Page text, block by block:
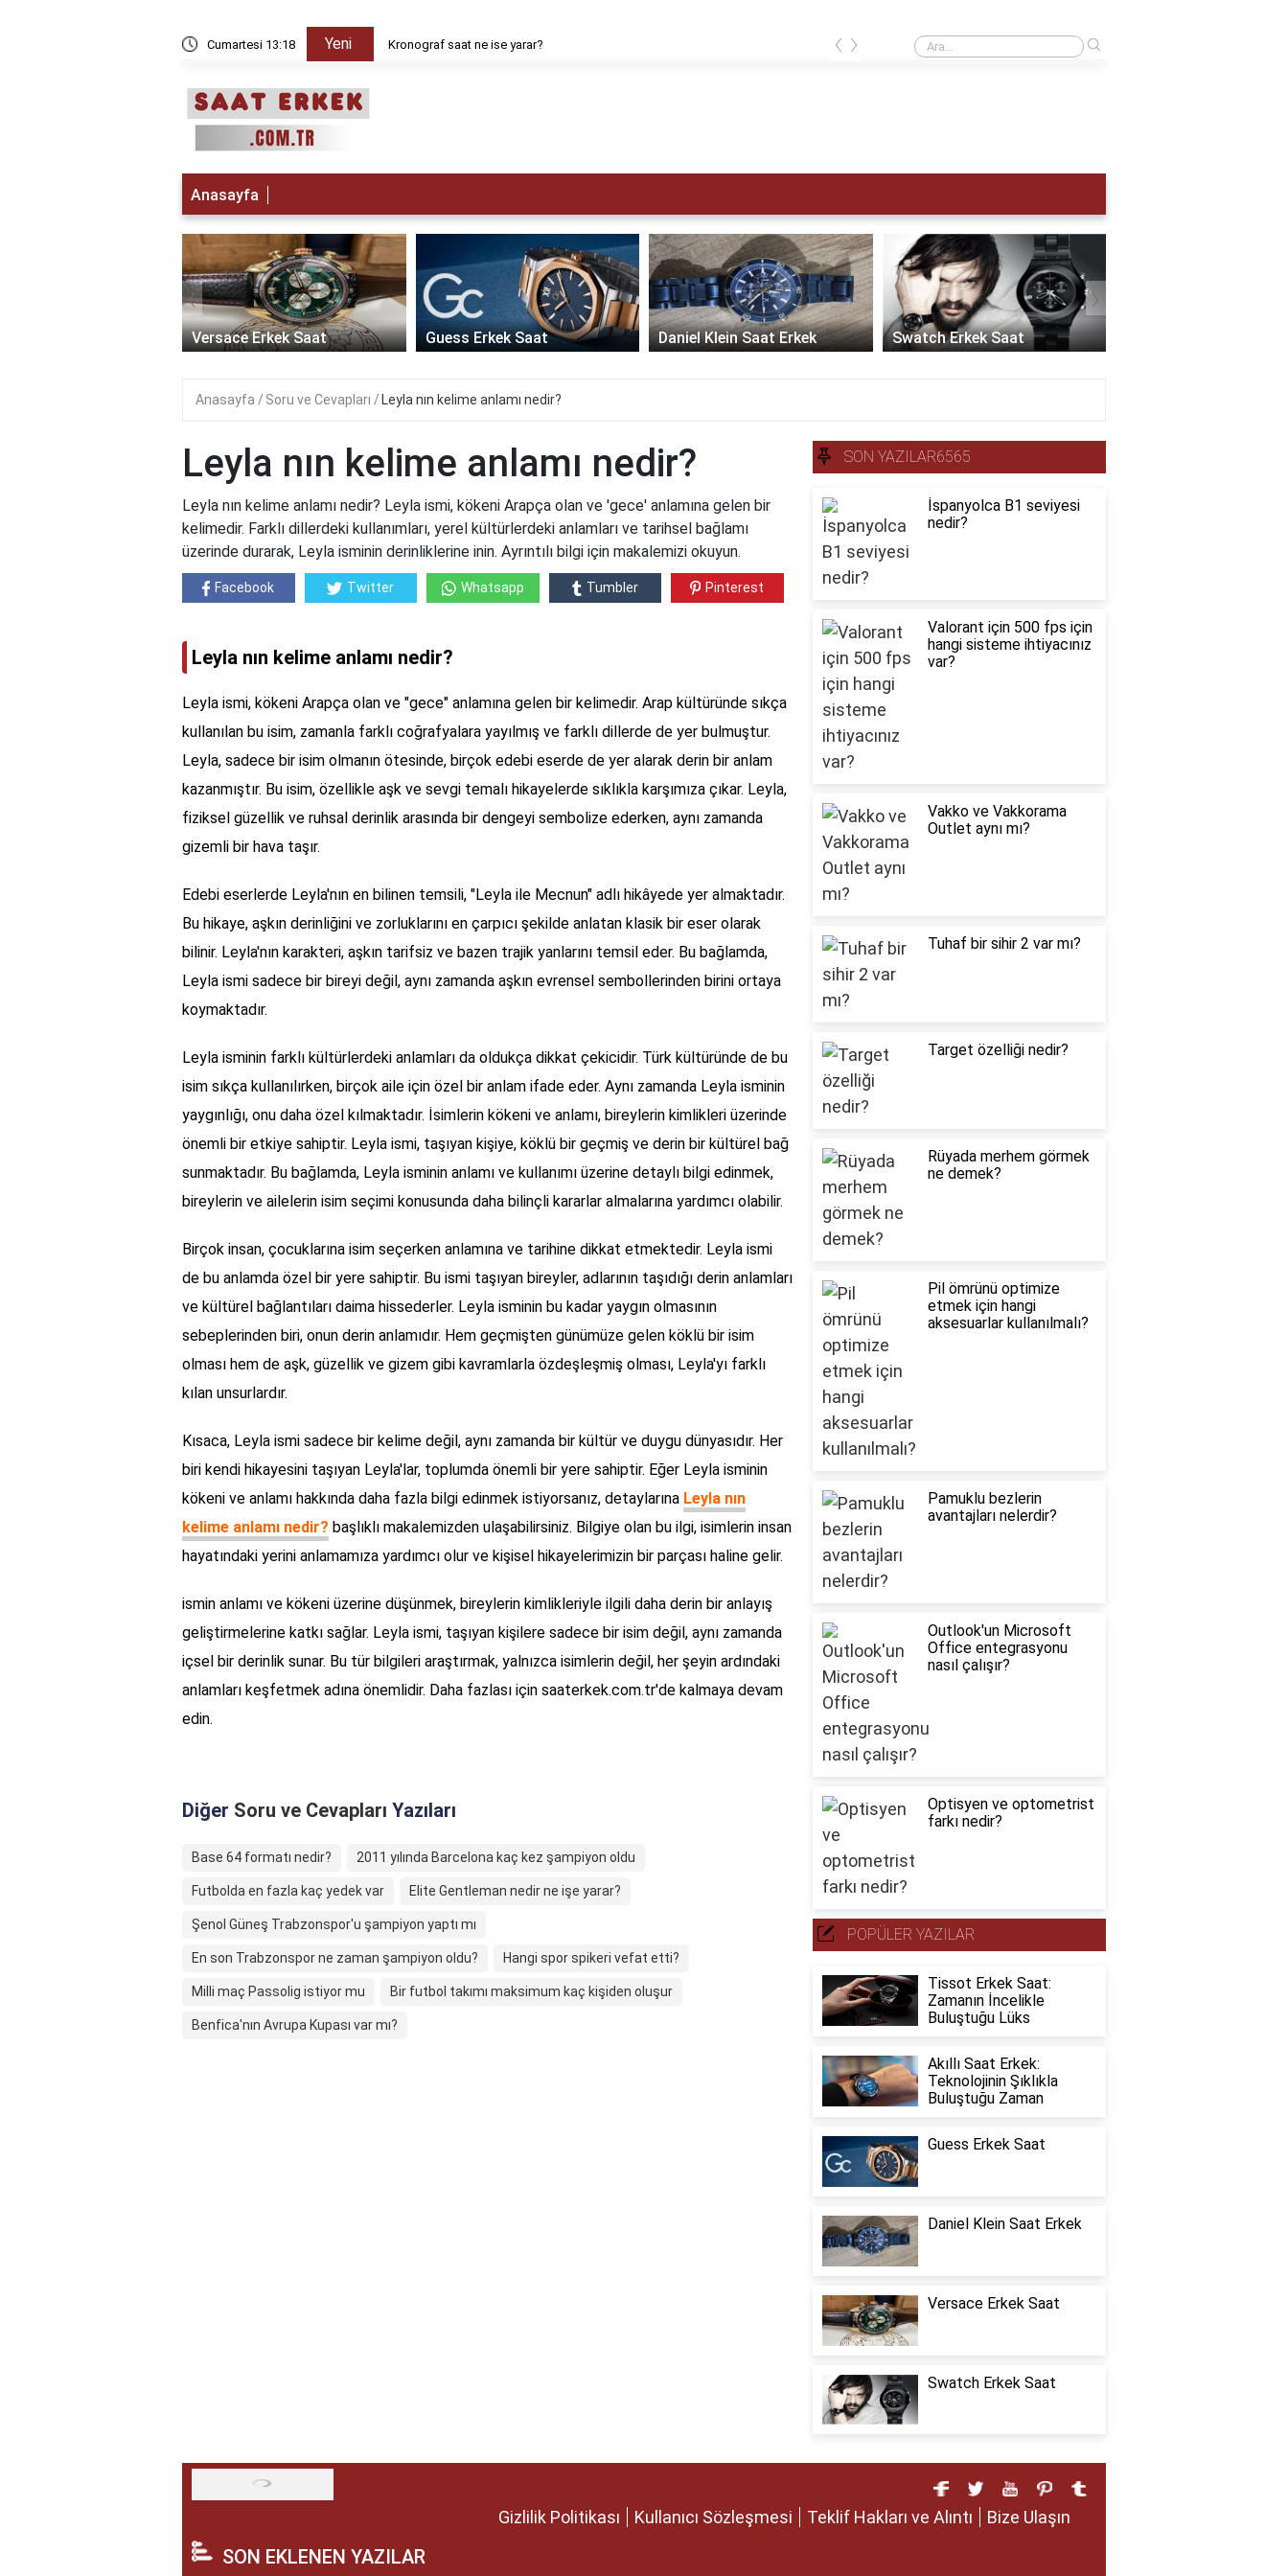
Cumartesi 13:18 Yeni Kronograf saat ne ise yarar? Kol saati kaç atm olmalı?
‹ ›
Anasayfa
Versace Erkek Saat Guess Erkek Saat Daniel Klein Saat Erkek Swatch Erkek Saat
‹ ›
Anasayfa Soru ve Cevapları Leyla nın kelime anlamı nedir?
Leyla nın kelime anlamı nedir?
Leyla nın kelime anlamı nedir? Leyla ismi, kökeni Arapça olan ve 'gece' anlamına gelen bir
kelimedir. Farklı dillerdeki kullanımları, yerel kültürlerdeki anlamları ve tarihsel bağlamı
üzerinde durarak, Leyla isminin derinliklerine inin. Ayrıntılı bilgi için makalemizi okuyun.
Facebook Twitter Whatsapp Tumbler Pinterest
Leyla nın kelime anlamı nedir?
Leyla ismi, kökeni Arapça olan ve "gece" anlamına gelen bir kelimedir. Arap kültüründe sıkça
kullanılan bu isim, zamanla farklı coğrafyalara yayılmış ve farklı dillerde de yer bulmuştur.
Leyla, sadece bir isim olmanın ötesinde, birçok edebi eserde de yer alarak derin bir anlam
kazanmıştır. Bu isim, özellikle aşk ve sevgi temalı hikayelerde sıklıkla karşımıza çıkar. Leyla,
fiziksel güzellik ve ruhsal derinlik arasında bir dengeyi sembolize ederken, aynı zamanda
gizemli bir hava taşır.
Edebi eserlerde Leyla'nın en bilinen temsili, "Leyla ile Mecnun" adlı hikâyede yer almaktadır.
Bu hikaye, aşkın derinliğini ve zorluklarını en çarpıcı şekilde anlatan klasik bir eser olarak
bilinir. Leyla'nın karakteri, aşkın tarifsiz ve bazen trajik yanlarını temsil eder. Bu bağlamda,
Leyla ismi sadece bir bireyi değil, aynı zamanda aşkın evrensel sembollerinden birini ortaya
koymaktadır.
Leyla isminin farklı kültürlerdeki anlamları da oldukça dikkat çekicidir. Türk kültüründe de bu
isim sıkça kullanılırken, birçok aile için özel bir anlam ifade eder. Aynı zamanda Leyla isminin
yaygınlığı, onu daha özel kılmaktadır. İsimlerin kökeni ve anlamı, bireylerin kimlikleri üzerinde
önemli bir etkiye sahiptir. Leyla ismi, taşıyan kişiye, köklü bir geçmiş ve derin bir kültürel bağ
sunmaktadır. Bu bağlamda, Leyla isminin anlamı ve kullanımı üzerine detaylı bilgi edinmek,
bireylerin ve ailelerin isim seçimi konusunda daha bilinçli kararlar almalarına yardımcı olabilir.
Birçok insan, çocuklarına isim seçerken anlamına ve tarihine dikkat etmektedir. Leyla ismi
de bu anlamda özel bir yere sahiptir. Bu ismi taşıyan bireyler, adlarının taşıdığı derin anlamları
ve kültürel bağlantıları daima hissederler. Leyla isminin bu kadar yaygın olmasının
sebeplerinden biri, onun derin anlamıdır. Hem geçmişten günümüze gelen köklü bir isim
olması hem de aşk, güzellik ve gizem gibi kavramlarla özdeşleşmiş olması, Leyla'yı farklı
kılan unsurlardır.
Kısaca, Leyla ismi sadece bir kelime değil, aynı zamanda bir kültür ve duygu dünyasıdır. Her
biri kendi hikayesini taşıyan Leyla'lar, toplumda önemli bir yere sahiptir. Eğer Leyla isminin
kökeni ve anlamı hakkında daha fazla bilgi edinmek istiyorsanız, detaylarına Leyla nın
kelime anlamı nedir? başlıklı makalemizden ulaşabilirsiniz. Bilgiye olan bu ilgi, isimlerin insan
hayatındaki yerini anlamamıza yardımcı olur ve kişisel hikayelerimizin bir parçası haline gelir.
ismin anlamı ve kökeni üzerine düşünmek, bireylerin kimlikleriyle ilgili daha derin bir anlayış
geliştirmelerine katkı sağlar. Leyla ismi, taşıyan kişilere sadece bir isim değil, aynı zamanda
içsel bir derinlik sunar. Bu tür bilgileri araştırmak, yalnızca isimlerin değil, her şeyin ardındaki
anlamları keşfetmek adına önemlidir. Daha fazlası için saaterkek.com.tr'de kalmaya devam
edin.
Diğer Soru ve Cevapları Yazıları
Base 64 formatı nedir? 2011 yılında Barcelona kaç kez şampiyon oldu
Futbolda en fazla kaç yedek var Elite Gentleman nedir ne işe yarar?
Şenol Güneş Trabzonspor'u şampiyon yaptı mı
En son Trabzonspor ne zaman şampiyon oldu? Hangi spor spikeri vefat etti?
Milli maç Passolig istiyor mu Bir futbol takımı maksimum kaç kişiden oluşur
Benfica'nın Avrupa Kupası var mı?
SON YAZILAR6565
İspanyolca B1 seviyesi
nedir?
Valorant için 500 fps için
hangi sisteme ihtiyacınız
var?
Vakko ve Vakkorama
Outlet aynı mı?
Tuhaf bir sihir 2 var mı?
Target özelliği nedir?
Rüyada merhem görmek
ne demek?
Pil ömrünü optimize
etmek için hangi
aksesuarlar kullanılmalı?
Pamuklu bezlerin
avantajları nelerdir?
Outlook'un Microsoft
Office entegrasyonu
nasıl çalışır?
Optisyen ve optometrist
farkı nedir?
POPÜLER YAZILAR
Tissot Erkek Saat:
Zamanın İncelikle
Buluştuğu Lüks
Akıllı Saat Erkek:
Teknolojinin Şıklıkla
Buluştuğu Zaman
Guess Erkek Saat
Daniel Klein Saat Erkek
Versace Erkek Saat
Swatch Erkek Saat
Gizlilik Politikası Kullanıcı Sözleşmesi Teklif Hakları ve Alıntı Bize Ulaşın
SON EKLENEN YAZILAR